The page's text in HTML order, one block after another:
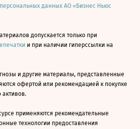
данных АО «Бизнес Ньюс
допускается только при
и при наличии гиперссылки на
и другие материалы, представленные
офертой или рекомендацией к покупке
активов.
применяются рекомендательные
технологии предоставления